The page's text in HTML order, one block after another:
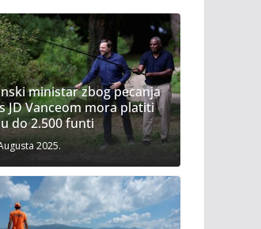
ministar zbog pecanja
JD Vanceom mora platiti
do 2.500 funti
2025.